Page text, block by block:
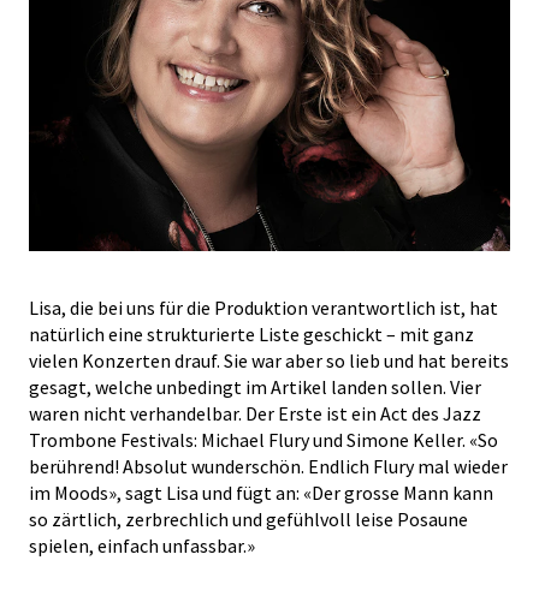
Lisa, die bei uns für die Produktion verantwortlich ist, hat
natürlich eine strukturierte Liste geschickt – mit ganz
vielen Konzerten drauf. Sie war aber so lieb und hat bereits
gesagt, welche unbedingt im Artikel landen sollen. Vier
waren nicht verhandelbar. Der Erste ist ein Act des Jazz
Trombone Festivals: Michael Flury und Simone Keller. «So
berührend! Absolut wunderschön. Endlich Flury mal wieder
im Moods», sagt Lisa und fügt an: «Der grosse Mann kann
so zärtlich, zerbrechlich und gefühlvoll leise Posaune
spielen, einfach unfassbar.»